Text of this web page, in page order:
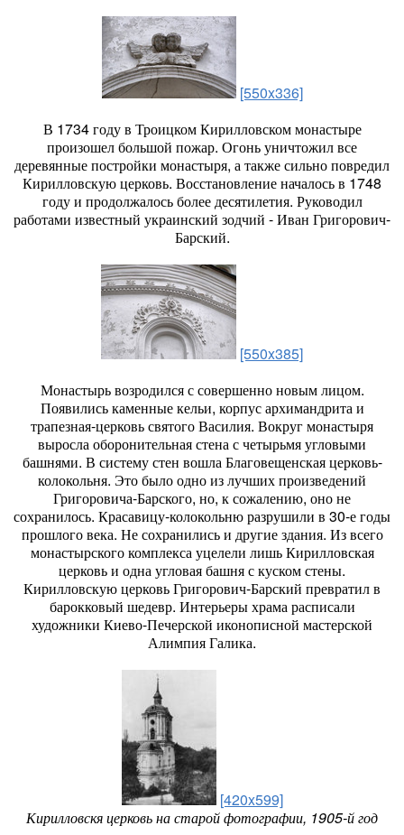
[550x336]
В 1734 году в Троицком Кирилловском монастыре
произошел большой пожар. Огонь уничтожил все
деревянные постройки монастыря, а также сильно повредил
Кирилловскую церковь. Восстановление началось в 1748
году и продолжалось более десятилетия. Руководил
работами известный украинский зодчий - Иван Григорович-
Барский.
[550x385]
Монастырь возродился с совершенно новым лицом.
Появились каменные кельи, корпус архимандрита и
трапезная-церковь святого Василия. Вокруг монастыря
выросла оборонительная стена с четырьмя угловыми
башнями. В систему стен вошла Благовещенская церковь-
колокольня. Это было одно из лучших произведений
Григоровича-Барского, но, к сожалению, оно не
сохранилось. Красавицу-колокольню разрушили в 30-е годы
прошлого века. Не сохранились и другие здания. Из всего
монастырского комплекса уцелели лишь Кирилловская
церковь и одна угловая башня с куском стены.
Кирилловскую церковь Григорович-Барский превратил в
барокковый шедевр. Интерьеры храма расписали
художники Киево-Печерской иконописной мастерской
Алимпия Галика.
[420x599]
Кирилловскя церковь на старой фотографии, 1905-й год